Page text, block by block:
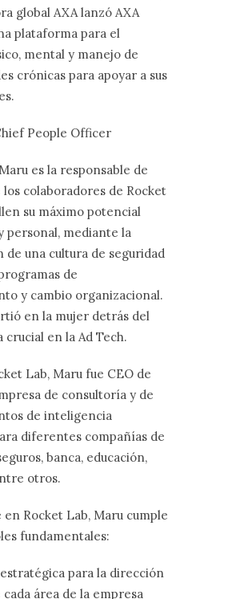
global AXA lanzó AXA
plataforma para el
mental y manejo de
crónicas para apoyar a sus
People Officer
es la responsable de
los colaboradores de Rocket
su máximo potencial
personal, mediante la
de una cultura de seguridad
de
y cambio organizacional.
en la mujer detrás del
crucial en la Ad Tech.
Lab, Maru fue CEO de
de consultoría y de
de inteligencia
diferentes compañías de
banca, educación,
otros.
Rocket Lab, Maru cumple
fundamentales:
para la dirección
área de la empresa